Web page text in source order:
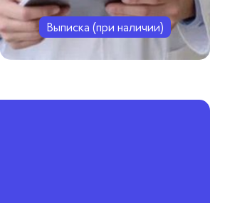
Выписка (при наличии)